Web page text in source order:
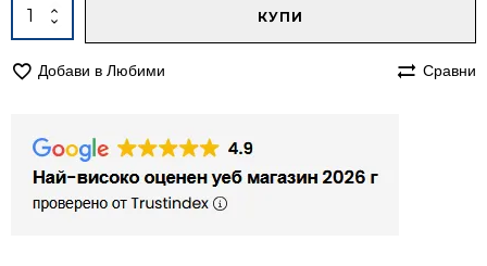
количество
за
80/250
бежов
КУПИ
Добави в Любими Сравни